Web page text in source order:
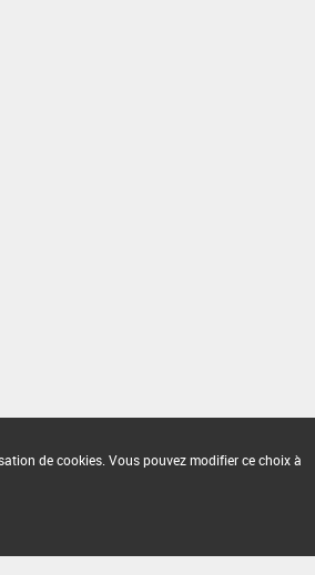
de cookies. Vous pouvez modifier ce choix à